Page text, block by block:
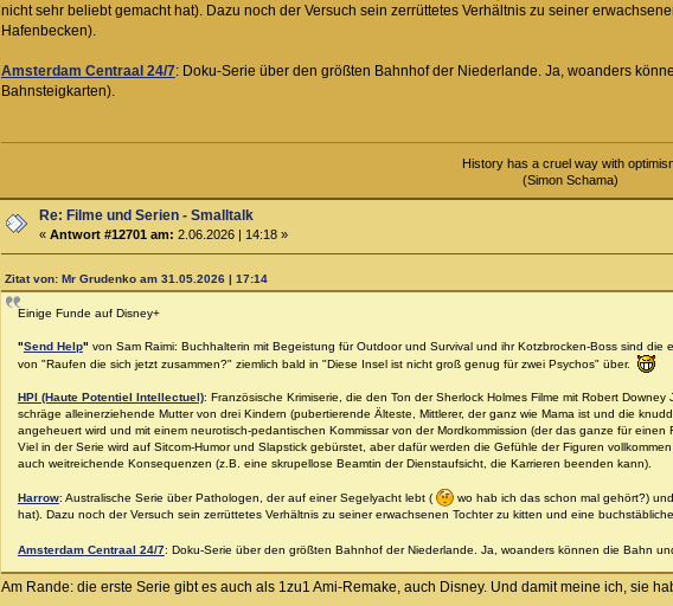
nicht sehr beliebt gemacht hat). Dazu noch der Versuch sein zerrüttetes Verhältnis zu seiner
Hafenbecken).
Amsterdam Centraal 24/7: Doku-Serie über den größten Bahnhof der Niederlande. Ja, woanders
Bahnsteigkarten).
History has a cruel way with
(Simon Schama)
Re: Filme und Serien - Smalltalk
«Antwort #12701 am: 2.06.2026 | 14:18 »
Zitat von: Mr Grudenko am 31.05.2026 | 17:14
Einige Funde auf Disney+
"Send Help" von Sam Raimi: Buchhalterin mit Begeistung für Outdoor und Survival und ihr Kotzbrocken-Boss sind
von "Raufen die sich jetzt zusammen?" ziemlich bald in "Diese Insel ist nicht groß genug für zwei Psychos" über.
HPI (Haute Potentiel Intellectuel): Französische Krimiserie, die den Ton der Sherlock Holmes Filme mit Robert
schräge alleinerziehende Mutter von drei Kindern (pubertierende Älteste, Mittlerer, der ganz wie Mama ist und die
angeheuert wird und mit einem neurotisch-pedantischen Kommissar von der Mordkommission (der das ganze für
Viel in der Serie wird auf Sitcom-Humor und Slapstick gebürstet, aber dafür werden die Gefühle der Figuren
auch weitreichende Konsequenzen (z.B. eine skrupellose Beamtin der Dienstaufsicht, die Karrieren beenden kann).
Harrow: Australische Serie über Pathologen, der auf einer Segelyacht lebt (
wo hab ich das schon mal gehört?)
hat). Dazu noch der Versuch sein zerrüttetes Verhältnis zu seiner erwachsenen Tochter zu kitten und eine
Amsterdam Centraal 24/7: Doku-Serie über den größten Bahnhof der Niederlande. Ja, woanders können die Bahn
Am Rande: die erste Serie gibt es auch als 1zu1 Ami-Remake, auch Disney. Und damit meine ich, sie